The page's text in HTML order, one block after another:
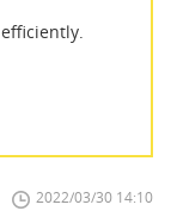
2022/03/30 14:10